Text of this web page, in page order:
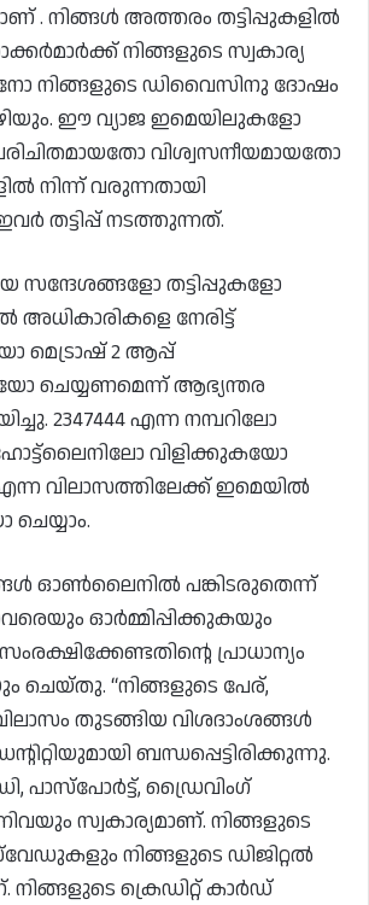
. നിങ്ങൾ അത്തരം തട്ടിപ്പുകളിൽ
നിങ്ങളുടെ സ്വകാര്യ
നിങ്ങളുടെ ഡിവൈസിനു ദോഷം
ഈ വ്യാജ ഇമെയിലുകളോ
വിശ്വസനീയമായതോ
നിന്ന് വരുന്നതായി
തട്ടിപ്പ് നടത്തുന്നത്.
സന്ദേശങ്ങളോ തട്ടിപ്പുകളോ
അധികാരികളെ നേരിട്ട്
മെട്രാഷ് 2 ആപ്പ്
ചെയ്യണമെന്ന് ആഭ്യന്തര
2347444 എന്ന നമ്പറിലോ
ഹോട്ട്‌ലൈനിലോ വിളിക്കുകയോ
എന്ന വിലാസത്തിലേക്ക് ഇമെയിൽ
ഓൺലൈനിൽ പങ്കിടരുതെന്ന്
ഓർമ്മിപ്പിക്കുകയും
പ്രാധാന്യം
ചെയ്തു. “നിങ്ങളുടെ പേര്,
തുടങ്ങിയ വിശദാംശങ്ങൾ
ബന്ധപ്പെട്ടിരിക്കുന്നു.
പാസ്‌പോർട്ട്, ഡ്രൈവിംഗ്
സ്വകാര്യമാണ്. നിങ്ങളുടെ
നിങ്ങളുടെ ഡിജിറ്റൽ
നിങ്ങളുടെ ക്രെഡിറ്റ് കാർഡ്